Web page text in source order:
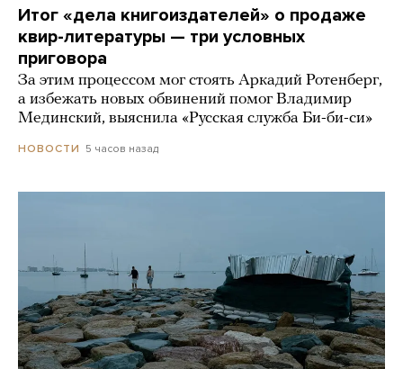
Итог «дела книгоиздателей» о продаже
квир-литературы — три условных
приговора
За этим процессом мог стоять Аркадий Ротенберг,
а избежать новых обвинений помог Владимир
Мединский, выяснила «Русская служба Би-би-си»
НОВОСТИ 5 часов назад